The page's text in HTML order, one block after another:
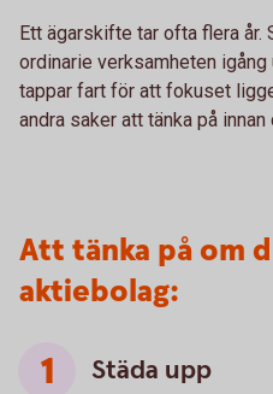
Ett ägarskifte tar ofta flera år.
ordinarie verksamheten
tappar fart för att fokuset
andra saker att tänka på innan
Att tänka på om
aktiebolag:
Städa upp